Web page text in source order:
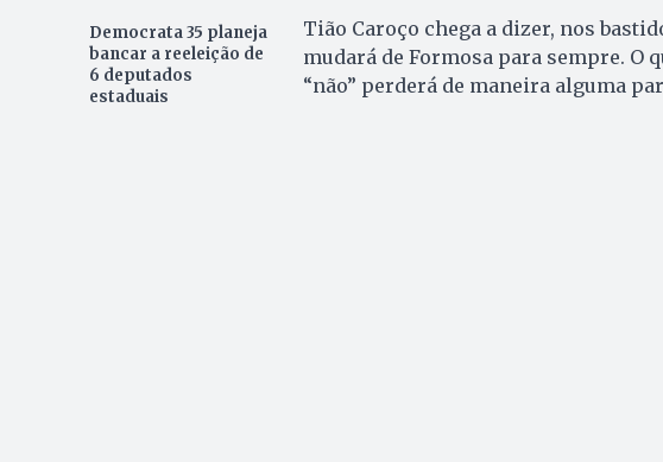
Democrata 35 planeja
bancar a reeleição de
6 deputados
estaduais
Tião Caroço chega a dizer, nos
mudará de Formosa para sempre. O
“não” perderá de maneira alguma